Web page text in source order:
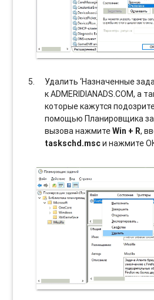
Удалить ‘Назначенные
к ADMERIDIANADS.COM, а
которые кажутся
помощью Планировщика
вызова нажмитеWin + R,
taskschd.mscи нажмите